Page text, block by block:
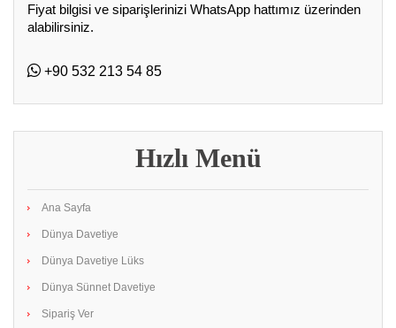
Fiyat bilgisi ve siparişlerinizi WhatsApp hattımız üzerinden
alabilirsiniz.
+90 532 213 54 85
Hızlı Menü
Ana Sayfa
Dünya Davetiye
Dünya Davetiye Lüks
Dünya Sünnet Davetiye
Sipariş Ver